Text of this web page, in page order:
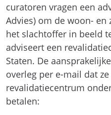
curatoren vragen een
Advies) om de woon-
het slachtoffer in beeld
adviseert een
Staten. De
overleg per e-mail dat
revalidatiecentrum
betalen: